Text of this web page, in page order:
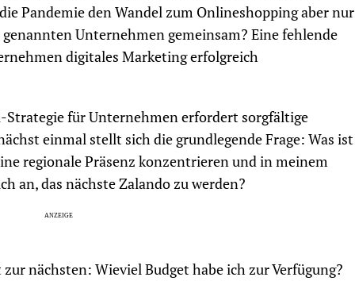
Pandemie den Wandel zum Onlineshopping aber nur
Unternehmen gemeinsam? Eine fehlende
digitales Marketing erfolgreich
für Unternehmen erfordert sorgfältige
einmal stellt sich die grundlegende Frage: Was ist
regionale Präsenz konzentrieren und in meinem
an, das nächste Zalando zu werden?
nächsten: Wieviel Budget habe ich zur Verfügung?